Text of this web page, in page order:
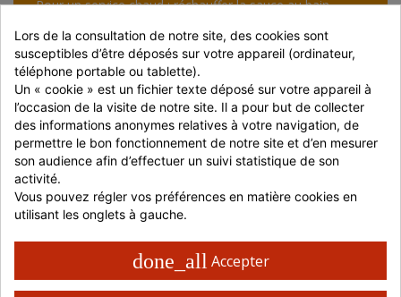
Pour un service chaud : réchauffer la sauce au bain-
tout au long du service.
Pour un service à température ambiante : utiliser
directement la sauce sur une viande chaude, dans un
burger ou en accompagnement de frites.
COMPOSITION
Lait entier, cheddar (12%) (lait, anti-agglomérant : amidon,
sel, ferments lactiques, coagulant microbien), huile de colza,
amidon
modifié, protéines de lactosérum (lait), sel, épaississant :
gomme de xanthane, colorant : norbixine de rocou, arôme
(lait), colorant :
Lait, cheddar, protéines de lactosérum, arôme (lait).
Lors de la consultation de notre site, des cookies sont
susceptibles d’être déposés sur votre appareil (ordinateur,
téléphone portable ou tablette).
Un « cookie » est un fichier texte déposé sur votre appareil à
l’occasion de la visite de notre site. Il a pour but de collecter
des informations anonymes relatives à votre navigation, de
permettre le bon fonctionnement de notre site et d’en mesurer
son audience afin d’effectuer un suivi statistique de son
activité.
Vous pouvez régler vos préférences en matière cookies en
utilisant les onglets à gauche.
done_all Accepter